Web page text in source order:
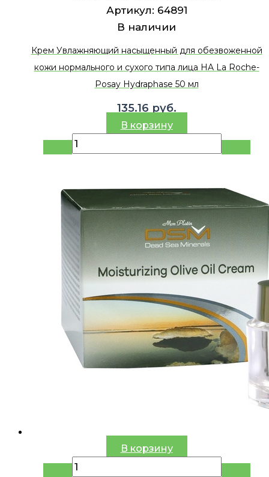
Артикул: 64891
В наличии
Крем Увлажняющий насыщенный для обезвоженной
кожи нормального и сухого типа лица HA La Roche-
Posay Hydraphase 50 мл
135.16 руб.
В корзину
В корзину